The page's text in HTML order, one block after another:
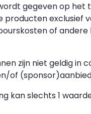
gegeven op het
producten exclusief
of andere
zijn niet geldig in
of
kan slechts 1